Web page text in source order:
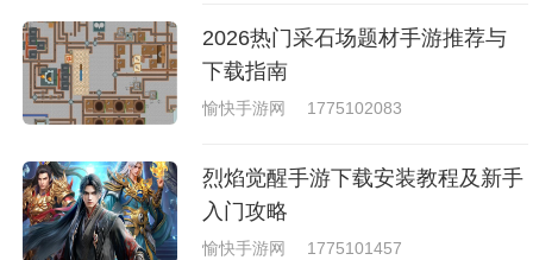
2026热门采石场题材手游推荐与
下载指南
愉快手游网 1775102083
烈焰觉醒手游下载安装教程及新手
入门攻略
愉快手游网 1775101457